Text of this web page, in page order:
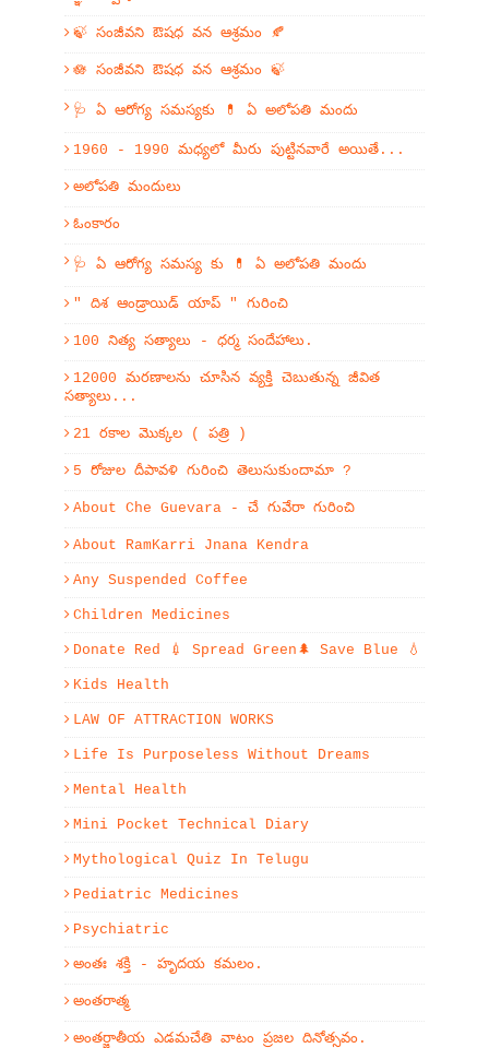
🍃 సంజీవని ఔషధ వన ఆశ్రమం 🍂
🪷 సంజీవని ఔషధ వన ఆశ్రమం 🍃
🩺 ఏ ఆరోగ్య సమస్యకు 💊 ఏ అలోపతి మందు
1960 - 1990 మధ్యలో మీరు పుట్టినవారే అయితే...
అలోపతి మందులు
ఓంకారం
🩺 ఏ ఆరోగ్య సమస్య కు 💊 ఏ అలోపతి మందు
" దిశ ఆండ్రాయిడ్ యాప్ " గురించి
100 నిత్య సత్యాలు - ధర్మ సందేహాలు.
12000 మరణాలను చూసిన వ్యక్తి చెబుతున్న జీవిత
సత్యాలు...
21 రకాల మొక్కల ( పత్రి )
5 రోజుల దీపావళి గురించి తెలుసుకుందామా ?
About Che Guevara - చే గువేరా గురించి
About RamKarri Jnana Kendra
Any Suspended Coffee
Children Medicines
Donate Red 💉 Spread Green🌲 Save Blue 💧
Kids Health
LAW OF ATTRACTION WORKS
Life Is Purposeless Without Dreams
Mental Health
Mini Pocket Technical Diary
Mythological Quiz In Telugu
Pediatric Medicines
Psychiatric
అంతః శక్తి - హృదయ కమలం.
అంతరాత్మ
అంతర్జాతీయ ఎడమచేతి వాటం ప్రజల దినోత్సవం.